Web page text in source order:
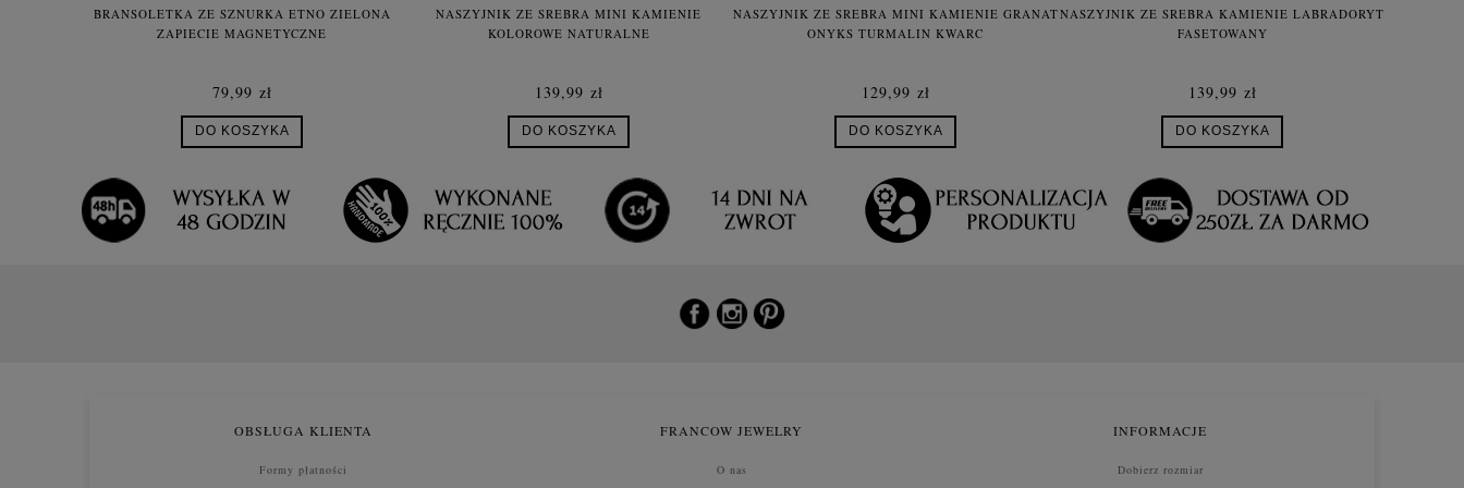
BRANSOLETKA ZE SZNURKA ETNO ZIELONA
ZAPIECIE MAGNETYCZNE
79,99 zł
DO KOSZYKA
NASZYJNIK ZE SREBRA MINI KAMIENIE
KOLOROWE NATURALNE
139,99 zł
DO KOSZYKA
NASZYJNIK ZE SREBRA MINI KAMIENIE GRANAT
ONYKS TURMALIN KWARC
129,99 zł
DO KOSZYKA
NASZYJNIK ZE SREBRA KAMIENIE LABRADORYT
FASETOWANY
139,99 zł
DO KOSZYKA
OBSŁUGA KLIENTA
Formy płatności
FRANCOW JEWELRY
O nas
INFORMACJE
Dobierz rozmiar